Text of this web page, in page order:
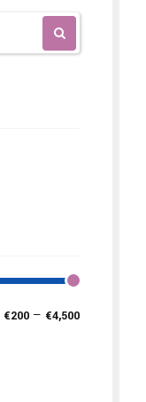
€200 — €4,500